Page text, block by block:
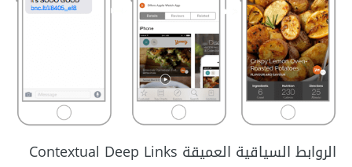
الروابط السياقية العميقة Contextual Deep Links